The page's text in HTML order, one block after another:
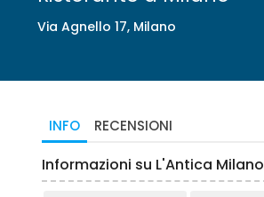
Via Agnello 17, Milano
INFO RECENSIONI
Informazioni su L'Antica Milano